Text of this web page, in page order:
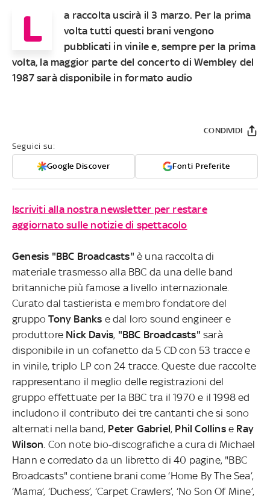
L a raccolta uscirà il 3 marzo. Per la prima
volta tutti questi brani vengono
pubblicati in vinile e, sempre per la prima
volta, la maggior parte del concerto di Wembley del
1987 sarà disponibile in formato audio
Seguici su:
Google Discover Fonti Preferite
CONDIVIDI
Iscriviti alla nostra newsletter per restare
aggiornato sulle notizie di spettacolo
Genesis "BBC Broadcasts" è una raccolta di
materiale trasmesso alla BBC da una delle band
britanniche più famose a livello internazionale.
Curato dal tastierista e membro fondatore del
gruppoTony Banks e dal loro sound engineer e
produttore Nick Davis, "BBC Broadcasts" sarà
disponibile in un cofanetto da 5 CD con 53 tracce e
in vinile, triplo LP con 24 tracce.Queste due raccolte
rappresentano il meglio delle registrazioni del
gruppo effettuate per la BBC tra il 1970 e il 1998 ed
includono il contributo dei tre cantanti che si sono
alternati nella band, Peter Gabriel, Phil Collinse Ray
Wilson . Con note bio-discografiche a cura di Michael
Hann e corredato da un libretto di 40 pagine, "BBC
Broadcasts" contiene brani come ‘Home By The Sea’,
‘Mama’, ‘Duchess’, ‘Carpet Crawlers’, ‘No Son Of Mine’,